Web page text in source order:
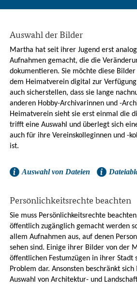
Auswahl der Bilder
Martha hat seit ihrer Jugend erst
Aufnahmen gemacht, die die
dokumentieren. Sie möchte diese
dem Heimatverein digital zur
auch sicherstellen, dass sie lange
anderen Hobby-Archivarinnen und -
Heimatverein sieht sie erst einmal die
trifft eine Auswahl und überlegt sich
auch für ihre Vereinskolleginnen und -
ist.
Auswahl von Dateien
Persönlichkeitsrechte beachten
Sie muss Persönlichkeitsrechte
öffentlich zugänglich gemacht werden
allem Aufnahmen aus, auf denen
sehen sind. Einige ihrer Bilder von der
öffentlichen Festumzügen in ihrer Stadt
Problem dar. Ansonsten beschränkt
Auswahl von Architektur- und